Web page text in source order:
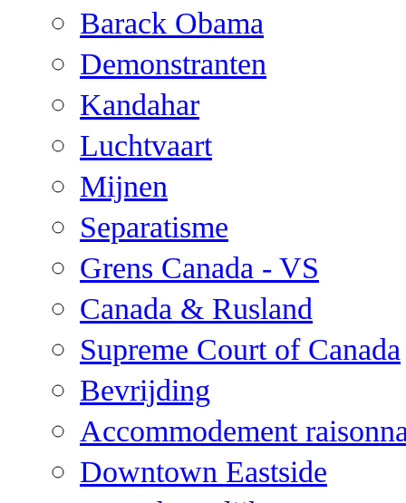
Barack Obama
Demonstranten
Kandahar
Luchtvaart
Mijnen
Separatisme
Grens Canada - VS
Canada & Rusland
Supreme Court of Canada
Bevrijding
Accommodement
Downtown Eastside